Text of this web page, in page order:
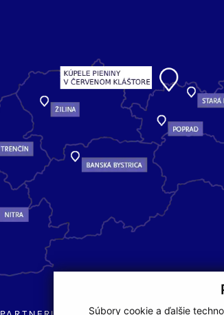
Súbory cookie a ďalšie